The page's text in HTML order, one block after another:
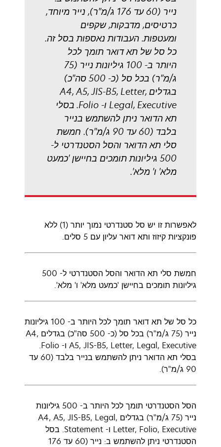
נייר (60 עד 176 ג/מ"ר), נייר מיוחד,
כרטיסים, מדבקות, שקפים
ומעטפות. העבודות נאספות בסל זה.
כל סל של תא דואר תומך לכל
היותר ב- 100 גיליונות נייר (75
ג/מ"ר) בכל סל (כ- 500 סה"כ)
בגדלים A4, A5, JIS-B5, Letter,
Legal, Executive ו- Folio. בסלי
תא הדואר ניתן להשתמש בנייר
בלבד (60 עד 90 ג/מ"ר). חמשת
סלי תא הדואר והסל הסטנדרטי ל-
500 גיליונות תומכים בחיישן 'כמעט
מלא' ו' מלא'.
לאפשרות זו יש סל סטנדרטי נמוך יותר (1) ללא
פונקציות קיזוז ותא דואר עליון עם 5 סלים.
חמשת סלי תא הדואר והסל הסטנדרטי ל- 500
גיליונות תומכים בחיישן 'כמעט מלא' ו' מלא'.
כל סל של תא דואר תומך לכל היותר ב- 100 גיליונות
נייר (75 ג/מ"ר) בכל סל (כ- 500 סה"כ) בגדלים A4,
A5, JIS-B5, Letter, Legal, Executive ו- Folio.
בסלי תא הדואר ניתן להשתמש בנייר בלבד (60 עד
90 ג/מ"ר).
הסל הסטנדרטי תומך לכל היותר ב- 500 גיליונות
נייר (75 ג/מ"ר) בגדלים A4, A5, JIS-B5, Legal,
Letter, Folio, Executive ו- Statement. בסל
הסטנדרטי ניתן להשתמש ב: נייר (60 עד 176